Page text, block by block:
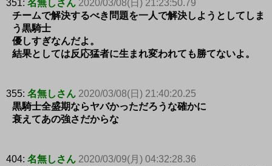
351: 名無しさん 2020/03/08(日) 21:23:50.79
チームで解決するべき問題を一人で解決しようとしてしま
う黒騎士
優しすぎなんだよ。
結果としては反応猛者に生まれ変われても勝てないよ。
355: 名無しさん 2020/03/08(日) 21:40:20.25
黒騎士全盛期ならヤバかっただろうな確かに
衰えてあの強さだからな
404: 名無しさん 2020/03/09(月) 04:32:28.36